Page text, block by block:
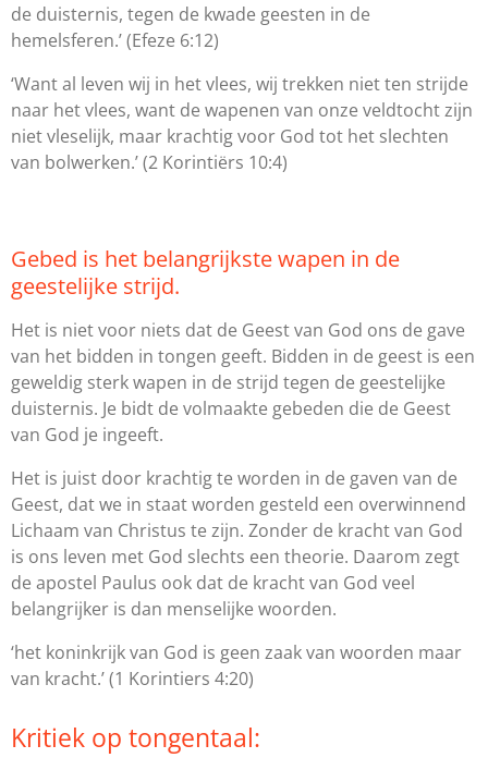
de duisternis, tegen de kwade geesten in de
hemelsferen.’(Efeze 6:12)
‘Want al leven wij in het vlees, wij trekken niet ten strijde
naar het vlees, want de wapenen van onze veldtocht zijn
niet vleselijk, maar krachtig voor God tot het slechten
van bolwerken.’(2 Korintiërs 10:4)
Gebed is het belangrijkste wapen in de
geestelijke strijd.
Het is niet voor niets dat de Geest van God ons de gave
van het bidden in tongen geeft. Bidden in de geest is een
geweldig sterk wapen in de strijd tegen de geestelijke
duisternis. Je bidt de volmaakte gebeden die de Geest
van God je ingeeft.
Het is juist door krachtig te worden in de gaven van de
Geest, dat we in staat worden gesteld een overwinnend
Lichaam van Christus te zijn. Zonder de kracht van God
is ons leven met God slechts een theorie. Daarom zegt
de apostel Paulus ook dat de kracht van God veel
belangrijker is dan menselijke woorden.
‘het koninkrijk van God is geen zaak van woorden maar
van kracht.’(1 Korintiers 4:20)
Kritiek op tongentaal: